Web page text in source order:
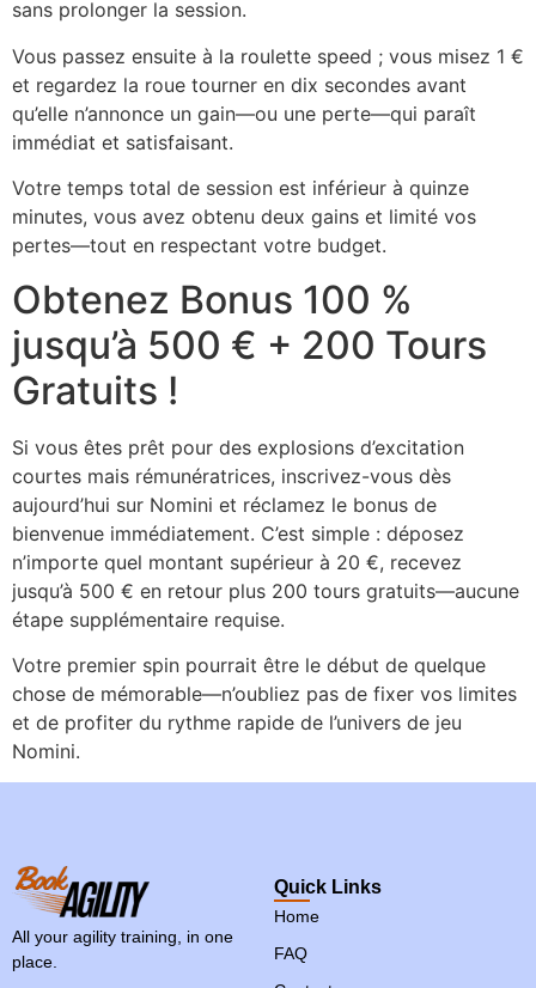
sans prolonger la session.
Vous passez ensuite à la roulette speed ; vous misez 1 €
et regardez la roue tourner en dix secondes avant
qu’elle n’annonce un gain—ou une perte—qui paraît
immédiat et satisfaisant.
Votre temps total de session est inférieur à quinze
minutes, vous avez obtenu deux gains et limité vos
pertes—tout en respectant votre budget.
Obtenez Bonus 100 %
jusqu’à 500 € + 200 Tours
Gratuits !
Si vous êtes prêt pour des explosions d’excitation
courtes mais rémunératrices, inscrivez-vous dès
aujourd’hui sur Nomini et réclamez le bonus de
bienvenue immédiatement. C’est simple : déposez
n’importe quel montant supérieur à 20 €, recevez
jusqu’à 500 € en retour plus 200 tours gratuits—aucune
étape supplémentaire requise.
Votre premier spin pourrait être le début de quelque
chose de mémorable—n’oubliez pas de fixer vos limites
et de profiter du rythme rapide de l’univers de jeu
Nomini.
All your agility training, in one
place.
Quick Links
Home
FAQ